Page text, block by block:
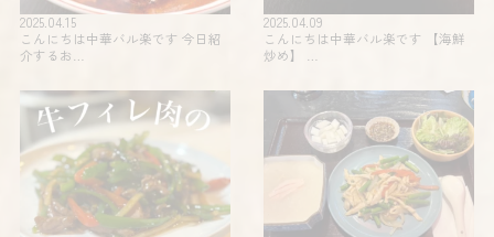
2025.04.15
こんにちは中華バル楽です 今日紹
介するお…
2025.04.09
こんにちは中華バル楽です 【海鮮
炒め】 …